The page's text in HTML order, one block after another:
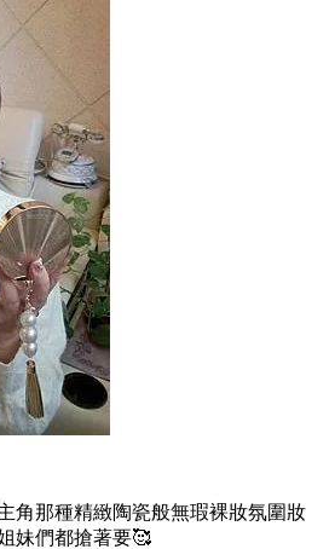
角那種精緻陶瓷般無瑕裸妝氛圍妝
妹們都搶著要🥰